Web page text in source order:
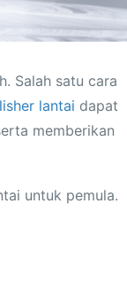
Salah satu cara
lantai dapat
memberikan
untuk pemula.